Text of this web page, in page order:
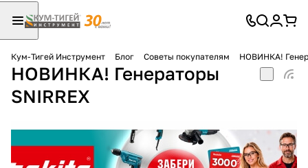
Кум-Тигей Инструмент Блог Советы покупателям НОВИНКА!
НОВИНКА! Генераторы
SNIRREX
Для клиентов всех банков
Разбейте
оплатуна части
без переплат